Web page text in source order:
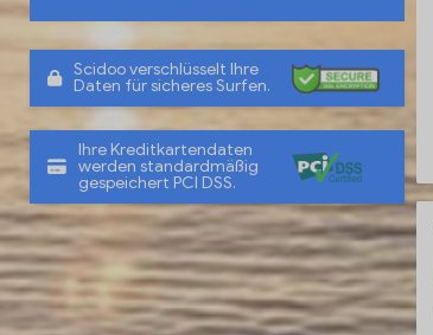
Scidoo verschlüsselt Ihre
Daten für sicheres Surfen.
Ihre Kreditkartendaten
werden standardmäßig
gespeichert PCI DSS.